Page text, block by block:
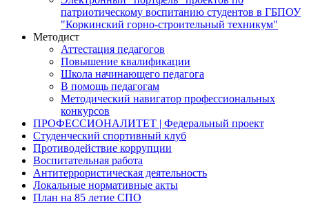
патриотическому воспитанию студентов в ГБПОУ
"Коркинский горно-строительный техникум"
Методист
Аттестация педагогов
Повышение квалификации
Школа начинающего педагога
В помощь педагогам
Методический навигатор профессиональных
конкурсов
ПРОФЕССИОНАЛИТЕТ | Федеральный проект
Студенческий спортивный клуб
Противодействие коррупции
Воспитательная работа
Антитеррористическая деятельность
Локальные нормативные акты
План на 85 летие СПО